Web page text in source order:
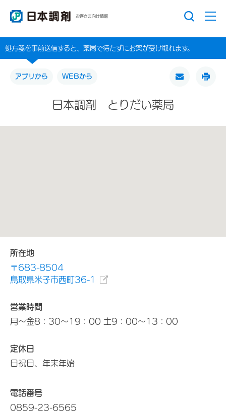
お客さま向け情報
処方箋を事前送信すると、薬局で待たずにお薬が受け取れます。
アプリから WEBから
日本調剤 とりだい薬局
所在地
〒683-8504
鳥取県米子市西町36-1
営業時間
月～金8：30～19：00 土9：00～13：00
定休日
日祝日、年末年始
電話番号
0859-23-6565